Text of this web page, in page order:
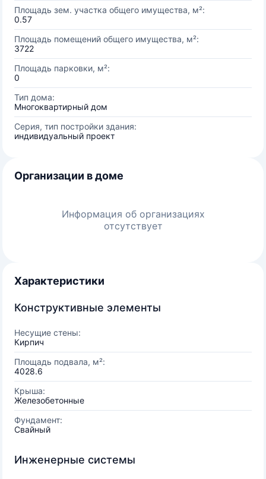
Площадь зем. участка общего имущества, м²:
0.57
Площадь помещений общего имущества, м²:
3722
Площадь парковки, м²:
0
Тип дома:
Многоквартирный дом
Серия, тип постройки здания:
индивидуальный проект
Организации в доме
Информация об организациях
отсутствует
Характеристики
Конструктивные элементы
Несущие стены:
Кирпич
Площадь подвала, м²:
4028.6
Крыша:
Железобетонные
Фундамент:
Свайный
Инженерные системы